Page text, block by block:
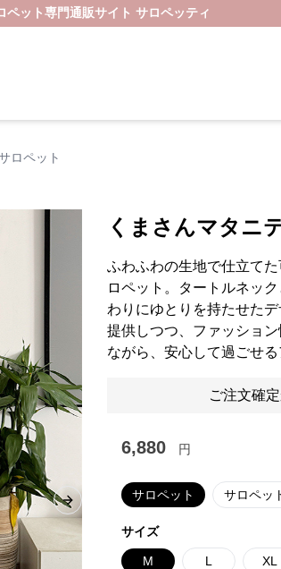
ペット専門通販サイト サロペッティ
ロペット
Next slide
くまさんマタニ
ふわふわの生地で仕立て
ロペット。タートルネッ
わりにゆとりを持たせた
提供しつつ、ファッショ
ながら、安心して過ごせる
ご注文確
6,880 円
サロペット サロペッ
サイズ
M L XL